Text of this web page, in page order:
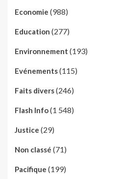
Economie (988)
Education (277)
Environnement (193)
Evénements(115)
Faits divers(246)
Flash Info(1 548)
Justice (29)
Non classé (71)
Pacifique (199)